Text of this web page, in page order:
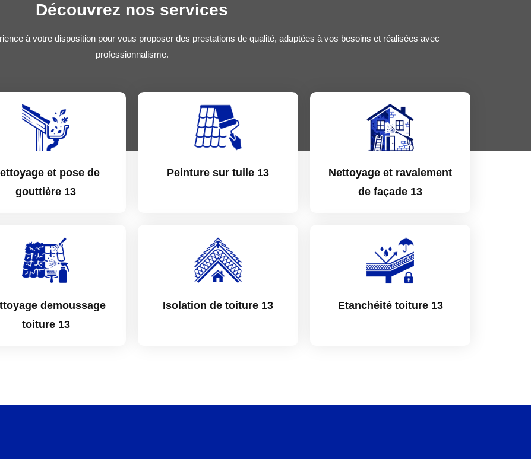
Découvrez nos services
à votre disposition pour vous proposer des prestations de qualité, adaptées à vos besoins et réalisées avec
professionnalisme.
et pose de
gouttière 13
Peinture sur tuile 13
Nettoyage et ravalement
de façade 13
demoussage
toiture 13
Isolation de toiture 13 Etanchéité toiture 13